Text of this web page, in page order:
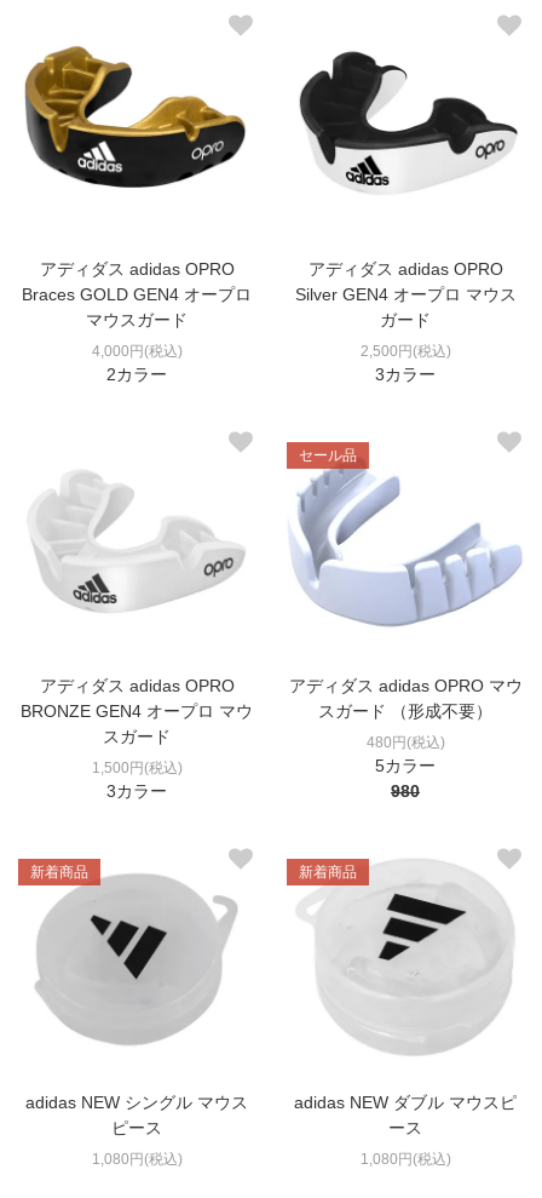
アディダス adidas OPRO
Braces GOLD GEN4 オープロ
マウスガード
4,000円(税込)
2カラー
アディダス adidas OPRO
Silver GEN4 オープロ マウス
ガード
2,500円(税込)
3カラー
アディダス adidas OPRO
BRONZE GEN4 オープロ マウ
スガード
1,500円(税込)
3カラー
セール品
アディダス adidas OPRO マウ
スガード （形成不要）
480円(税込)
5カラー
980
新着商品
adidas NEW シングル マウス
ピース
1,080円(税込)
新着商品
adidas NEW ダブル マウスピ
ース
1,080円(税込)